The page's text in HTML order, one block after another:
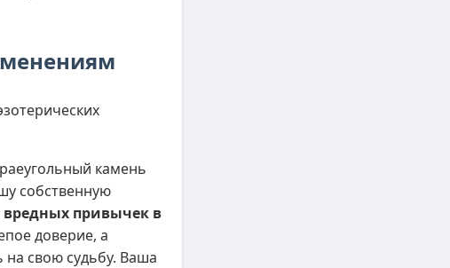
камень
собственную
вредных привычек в
доверие, а
на свою судьбу. Ваша